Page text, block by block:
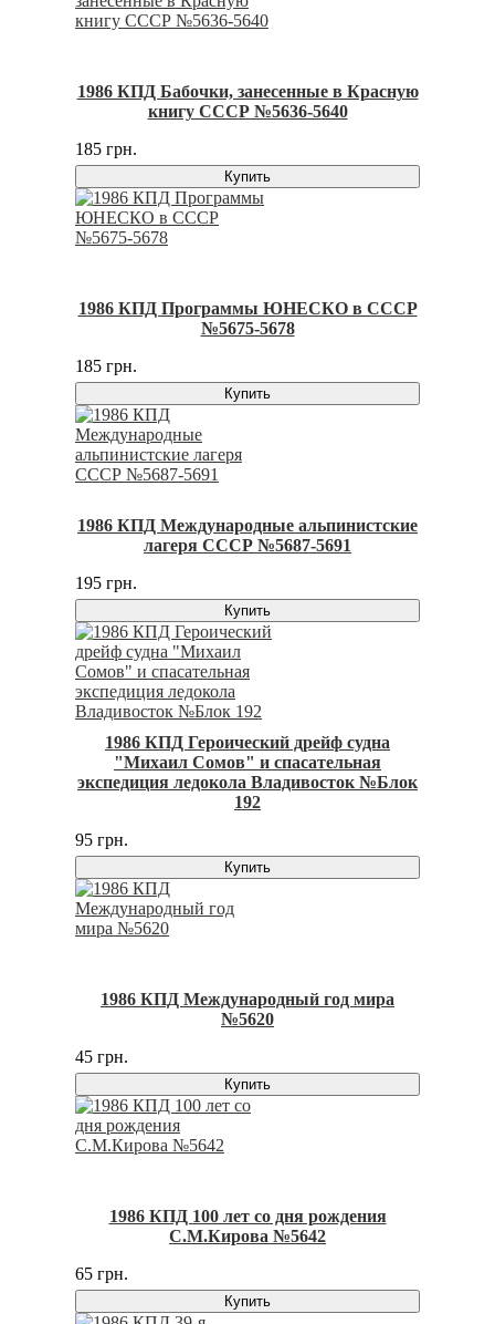
1986 КПД Бабочки, занесенные в Красную
книгу СССР №5636-5640
185 грн.
Купить
1986 КПД Программы ЮНЕСКО в СССР
№5675-5678
185 грн.
Купить
1986 КПД Международные альпинистские
лагеря СССР №5687-5691
195 грн.
Купить
1986 КПД Героический дрейф судна
"Михаил Сомов" и спасательная
экспедиция ледокола Владивосток №Блок
192
95 грн.
Купить
1986 КПД Международный год мира
№5620
45 грн.
Купить
1986 КПД 100 лет со дня рождения
С.М.Кирова №5642
65 грн.
Купить